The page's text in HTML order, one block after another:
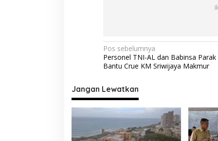
N
a
i
g
a
s
Pos sebelumnya
Personel TNI-AL dan Babinsa Parak
Bantu Crue KM Sriwijaya Makmur
Jangan Lewatkan